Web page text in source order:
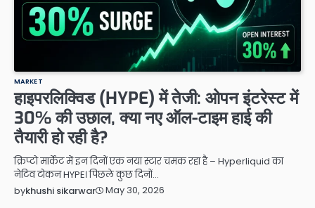
MARKET
हाइपरलिक्विड (HYPE) में तेजी: ओपन इंटरेस्ट में
30% की उछाल, क्या नए ऑल-टाइम हाई की
तैयारी हो रही है?
क्रिप्टो मार्केट में इन दिनों एक नया स्टार चमक रहा है – Hyperliquid का
नेटिव टोकन HYPE। पिछले कुछ दिनों…
bykhushi sikarwar May 30, 2026